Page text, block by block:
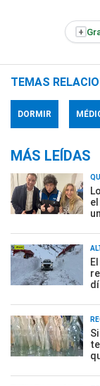
+
TEMAS
DORMIR
MÁS LEÍDAS